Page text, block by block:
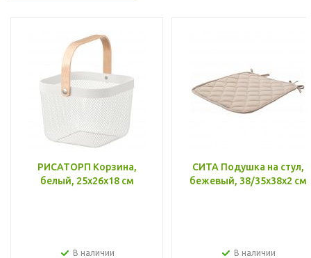
РИСАТОРП Корзина,
белый, 25x26x18 см
В наличии
СИТА Подушка на стул,
бежевый, 38/35x38x2 см
В наличии